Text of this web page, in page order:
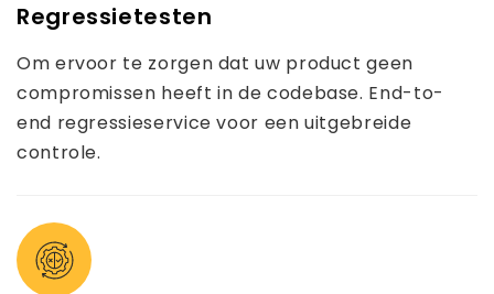
Regressietesten
Om ervoor te zorgen dat uw product geen
compromissen heeft in de codebase. End-to-
end regressieservice voor een uitgebreide
controle.